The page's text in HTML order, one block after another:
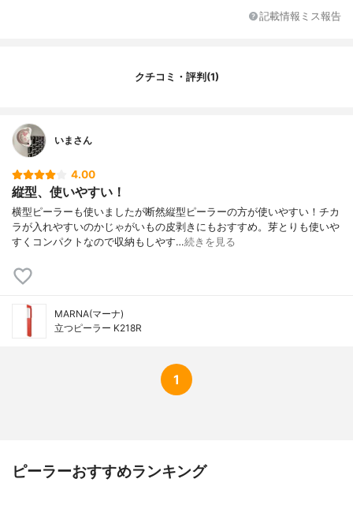
記載情報ミス報告
クチコミ・評判(1)
いまさん
4.00
縦型、使いやすい！
横型ピーラーも使いましたが断然縦型ピーラーの方が使いやすい！チカ
ラが入れやすいのかじゃがいもの皮剥きにもおすすめ。芽とりも使いや
すくコンパクトなので収納もしやす…続きを見る
MARNA(マーナ)
立つピーラー K218R
1
ピーラーおすすめランキング